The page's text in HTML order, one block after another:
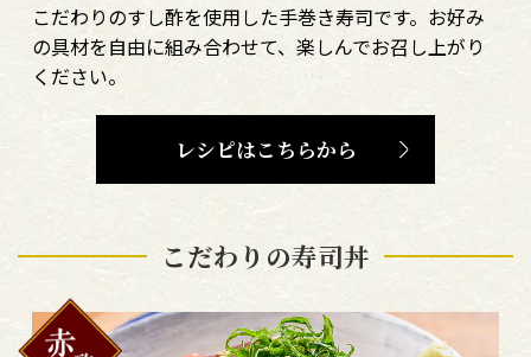
こだわりのすし酢を使用した手巻き寿司です。お好み
の具材を自由に組み合わせて、楽しんでお召し上がり
ください。
レシピはこちらから
こだわりの寿司丼